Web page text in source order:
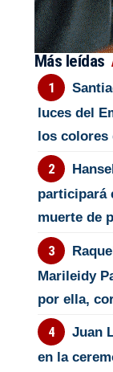
Más leídas
luces del
los colores
participará
muerte de
Marileidy
por ella,
Juan
en la